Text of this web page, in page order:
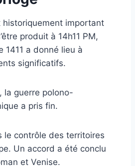
historiquement important
produit à 14h11 PM,
1411 a donné lieu à
significatifs.
la guerre polono-
a pris fin.
le contrôle des territoires
Un accord a été conclu
et Venise.